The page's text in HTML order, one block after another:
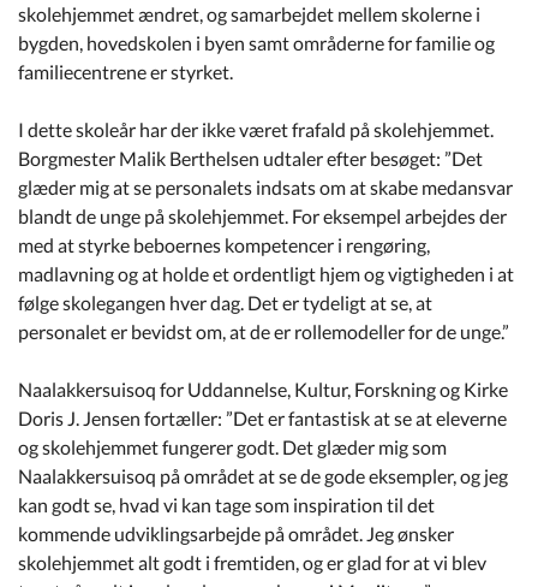
skolehjemmet ændret, og samarbejdet mellem skolerne i
bygden, hovedskolen i byen samt områderne for familie og
familiecentrene er styrket.
I dette skoleår har der ikke været frafald på skolehjemmet.
Borgmester Malik Berthelsen udtaler efter besøget: ”Det
glæder mig at se personalets indsats om at skabe medansvar
blandt de unge på skolehjemmet. For eksempel arbejdes der
med at styrke beboernes kompetencer i rengøring,
madlavning og at holde et ordentligt hjem og vigtigheden i at
følge skolegangen hver dag. Det er tydeligt at se, at
personalet er bevidst om, at de er rollemodeller for de unge.”
Naalakkersuisoq for Uddannelse, Kultur, Forskning og Kirke
Doris J. Jensen fortæller: ”Det er fantastisk at se at eleverne
og skolehjemmet fungerer godt. Det glæder mig som
Naalakkersuisoq på området at se de gode eksempler, og jeg
kan godt se, hvad vi kan tage som inspiration til det
kommende udviklingsarbejde på området. Jeg ønsker
skolehjemmet alt godt i fremtiden, og er glad for at vi blev